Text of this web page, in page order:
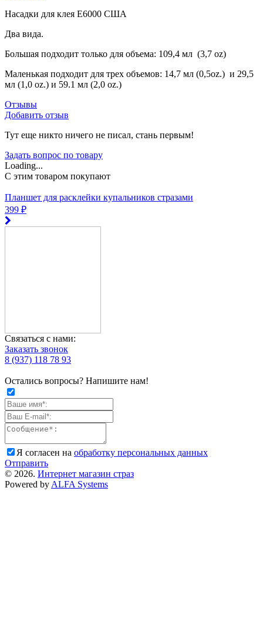
Насадки для клея Е6000 США
Два вида.
Большая подходит только для объема: 109,4 мл (3,7 oz)
Маленькая подходит для трех объемов: 14,7 мл (0,5oz.) и 29,5
мл (1,0 oz.) и 59.1 мл (2,0 oz.)
Отзывы
Добавить отзыв
Тут еще никто ничего не писал, стань первым!
Задать вопрос по товару
Loading...
C этим товаром покупают
Планшет для расклейки купальников стразами
399 ₽
Связаться с нами:
Заказать звонок
8 (937) 118 78 93
Остались вопросы? Напишите нам!
Я согласен на обработку персональных данных
Отправить
© 2026. Интернет магазин страз
Powered by ALFA Systems